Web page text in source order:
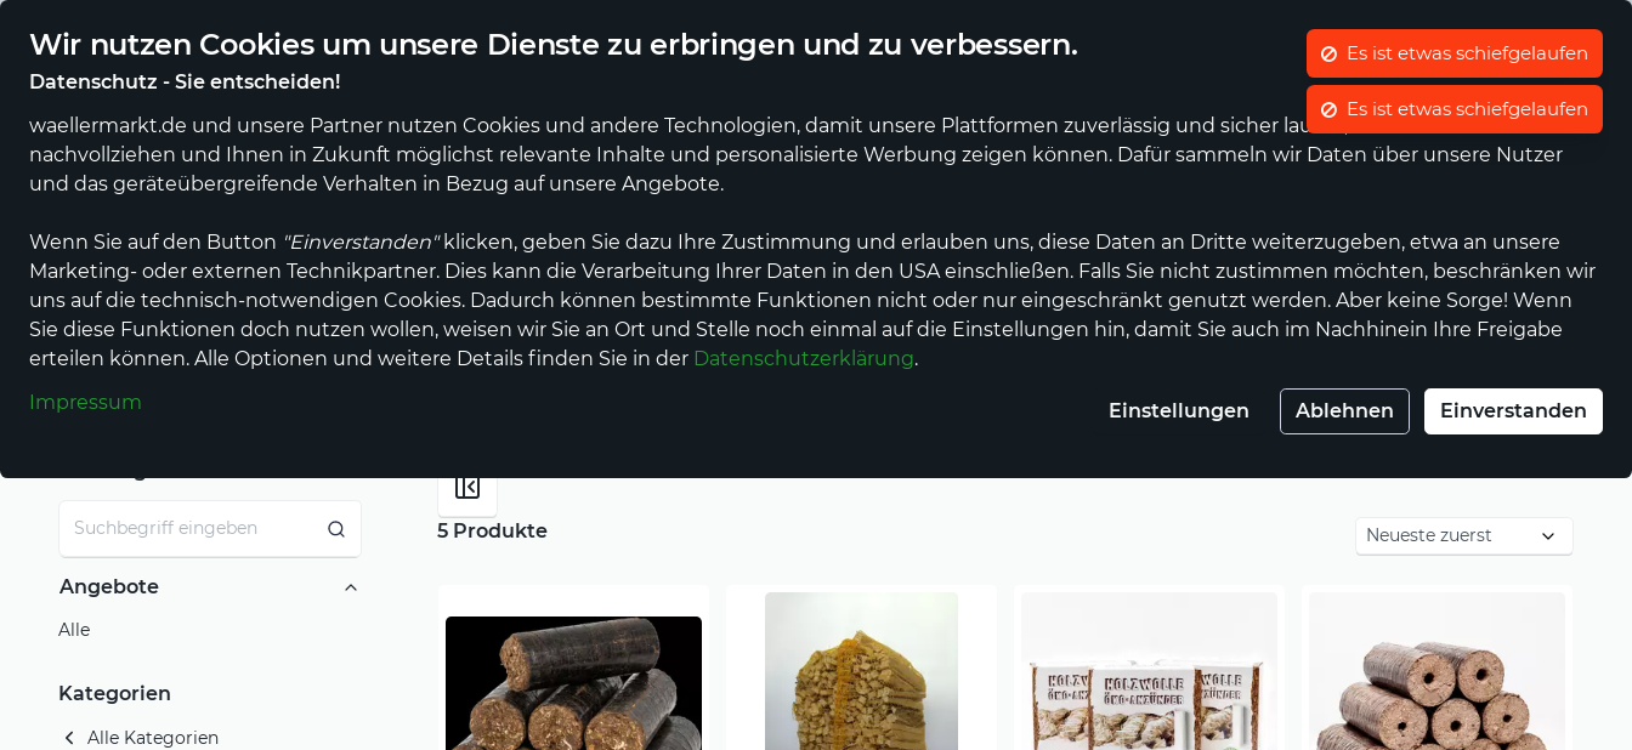
Wir nutzen Cookies um unsere Dienste zu erbringen und zu verbessern.
Datenschutz - Sie entscheiden!
waellermarkt.de und unsere Partner nutzen Cookies und andere Technologien, damit unsere Plattformen zuverlässig und sicher laufen, wir die Performance
nachvollziehen und Ihnen in Zukunft möglichst relevante Inhalte und personalisierte Werbung zeigen können. Dafür sammeln wir Daten über unsere Nutzer
und das geräteübergreifende Verhalten in Bezug auf unsere Angebote.
Wenn Sie auf den Button "Einverstanden"klicken, geben Sie dazu Ihre Zustimmung und erlauben uns, diese Daten an Dritte weiterzugeben, etwa an unsere
Marketing- oder externen Technikpartner. Dies kann die Verarbeitung Ihrer Daten in den USA einschließen. Falls Sie nicht zustimmen möchten, beschränken wir
uns auf die technisch-notwendigen Cookies. Dadurch können bestimmte Funktionen nicht oder nur eingeschränkt genutzt werden. Aber keine Sorge! Wenn
Sie diese Funktionen doch nutzen wollen, weisen wir Sie an Ort und Stelle noch einmal auf die Einstellungen hin, damit Sie auch im Nachhinein Ihre Freigabe
erteilen können. Alle Optionen und weitere Details finden Sie in der Datenschutzerklärung.
Impressum
Einstellungen Ablehnen Einverstanden
Mein Konto Wunschliste Warenkorb
Alle Produkte Alle Anbieter Gastronomie Erzeuger Dienstleistungen Events
Einkaufen im wällermarkt Heim & Garten Zubehör für Kamine & Holzöfen Feuerholz & Brennstoffe
Feuerholz & Brennstoffe
Angebote
Alle
Kategorien
Alle Kategorien
5 Produkte
Es ist etwas schiefgelaufen
Es ist etwas schiefgelaufen